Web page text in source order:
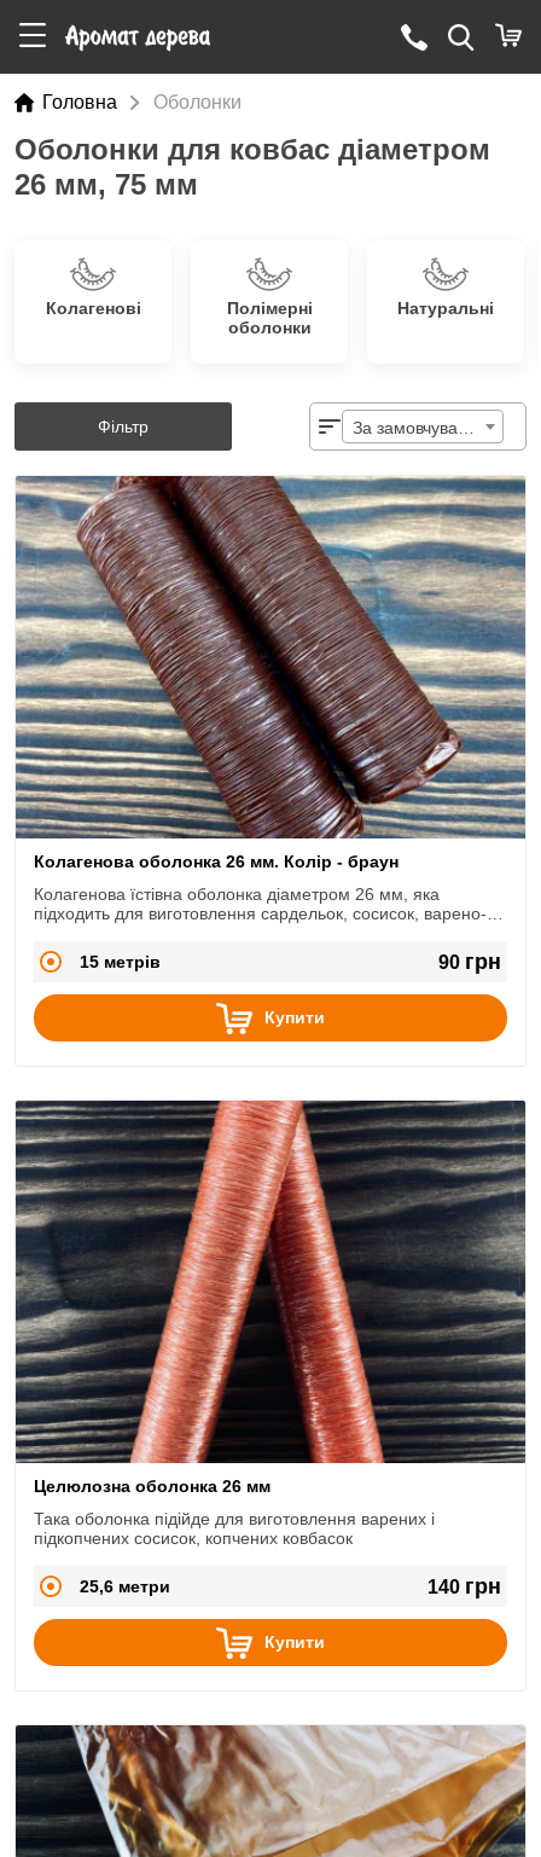
Головна Оболонки
Оболонки для ковбас діаметром
26 мм, 75 мм
Колагенові
Полімерні
оболонки
Натуральні
Фільтр
Колагенова оболонка 26 мм. Колір - браун
Колагенова їстівна оболонка діаметром 26 мм, яка
підходить для виготовлення сардельок, сосисок, варено-
15 метрів
90 грн
Купити
Целюлозна оболонка 26 мм
Така оболонка підійде для виготовлення варених і
підкопчених сосисок, копчених ковбасок
25,6 метри 140 грн
Купити